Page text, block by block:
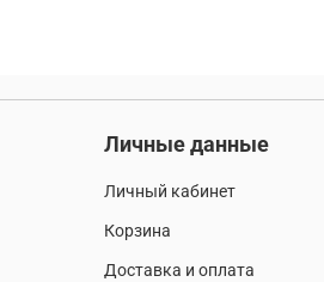
Личные данные
Личный кабинет
Корзина
Доставка и оплата